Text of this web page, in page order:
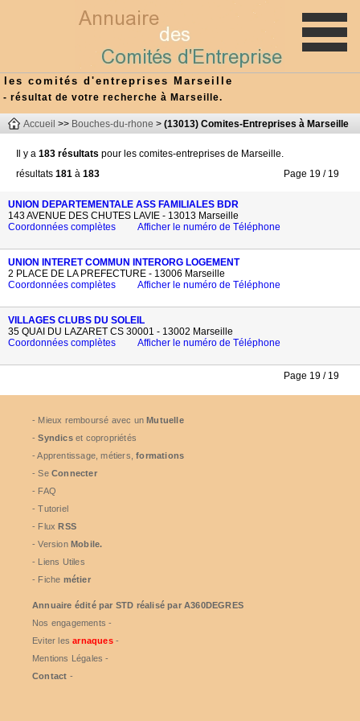
les comités d'entreprises Marseille
- résultat de votre recherche à Marseille.
Accueil >> Bouches-du-rhone > (13013) Comites-Entreprises à Marseille
Il y a 183 résultats pour les comites-entreprises de Marseille.
Page 19 / 19
résultats 181 à 183
UNION DEPARTEMENTALE ASS FAMILIALES BDR
143 AVENUE DES CHUTES LAVIE - 13013 Marseille
Coordonnées complètes
Afficher le numéro de Téléphone
UNION INTERET COMMUN INTERORG LOGEMENT
2 PLACE DE LA PREFECTURE - 13006 Marseille
Coordonnées complètes
Afficher le numéro de Téléphone
VILLAGES CLUBS DU SOLEIL
35 QUAI DU LAZARET CS 30001 - 13002 Marseille
Coordonnées complètes
Afficher le numéro de Téléphone
Page 19 / 19
- Mieux remboursé avec unMutuelle
-Syndicset copropriétés
- Apprentissage, métiers,formations
- Se Connecter
- FAQ
- Tutoriel
- FluxRSS
- Version Mobile.
- Liens Utiles
- Fiche métier
Annuaire édité par STD réalisé par A360DEGRES
Nos engagements -
Eviter lesarnaques-
Mentions Légales -
Contact -